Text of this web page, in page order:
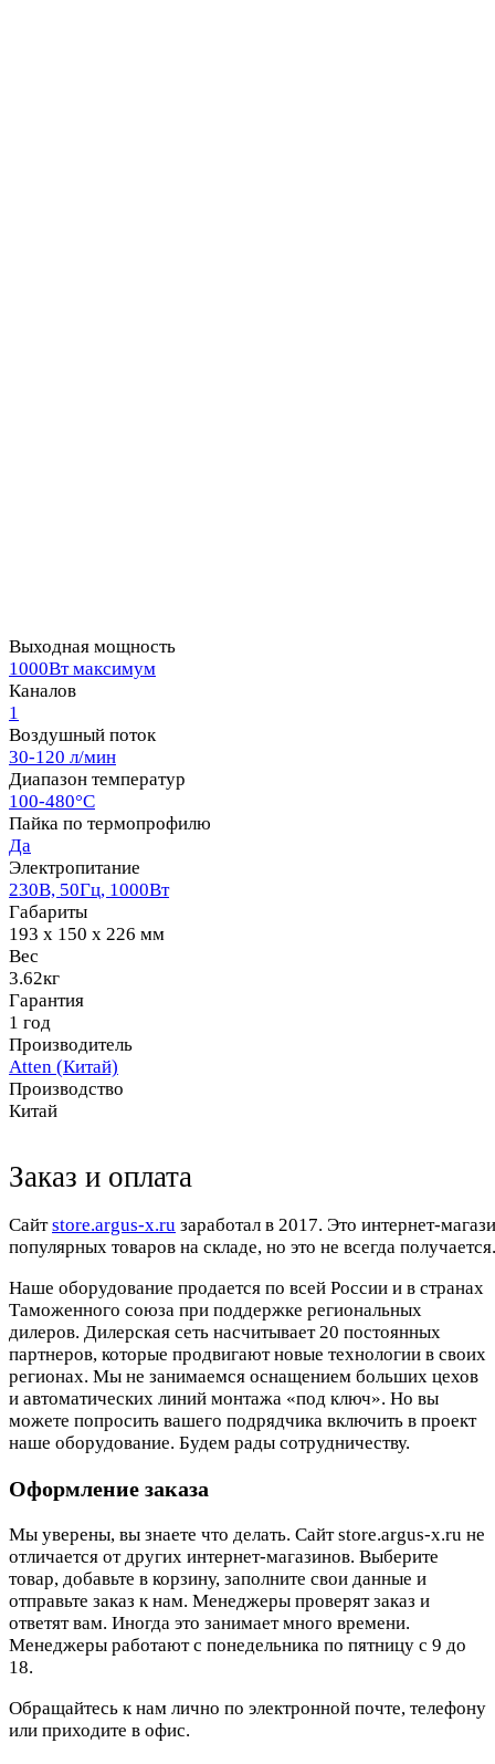
Выходная мощность
1000Вт максимум
Каналов
1
Воздушный поток
30-120 л/мин
Диапазон температур
100-480°C
Пайка по термопрофилю
Да
Электропитание
230В, 50Гц, 1000Вт
Габариты
193 x 150 x 226 мм
Вес
3.62кг
Гарантия
1 год
Производитель
Atten (Китай)
Производство
Китай
Заказ и оплата
Cайтstore.argus-x.ru заработал в 2017. Это интернет-
популярных товаров на складе, но это не всегда
Наше оборудование продается по всей России и в странах
Таможенного союза при поддержке региональных
дилеров. Дилерская сеть насчитывает 20 постоянных
партнеров, которые продвигают новые технологии в своих
регионах. Мы не занимаемся оснащением больших цехов
и автоматических линий монтажа «под ключ». Но вы
можете попросить вашего подрядчика включить в проект
наше оборудование. Будем рады сотрудничеству.
Оформление заказа
Мы уверены, вы знаете что делать. Сайт store.argus-x.ru не
отличается от других интернет-магазинов. Выберите
товар, добавьте в корзину, заполните свои данные и
отправьте заказ к нам. Менеджеры проверят заказ и
ответят вам. Иногда это занимает много времени.
Менеджеры работают с понедельника по пятницу с 9 до
18.
Обращайтесь к нам лично по электронной почте, телефону
или приходите в офис.